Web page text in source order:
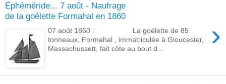
Éphéméride... 7 août - Naufrage
de la goélette Formahal en 1860
›
07 août 1860 : La goélette de 85
tonneaux, Formahal , immatriculée à Gloucester,
Massachussett, fait côte au bout d...